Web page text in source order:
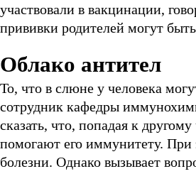
участвовали в вакцинации,
прививки родителей могут
Облако антител
То, что в слюне у человека
сотрудник кафедры
сказать, что, попадая к
помогают его иммунитету. При
болезни. Однако вызывает